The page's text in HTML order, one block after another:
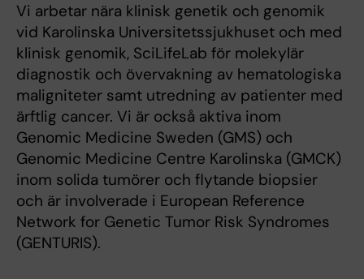
Vi arbetar nära klinisk genetik och genomik
vid Karolinska Universitetssjukhuset och med
klinisk genomik, SciLifeLab för molekylär
diagnostik och övervakning av hematologiska
maligniteter samt utredning av patienter med
ärftlig cancer. Vi är också aktiva inom
Genomic Medicine Sweden (GMS) och
Genomic Medicine Centre Karolinska (GMCK)
inom solida tumörer och flytande biopsier
och är involverade i European Reference
Network for Genetic Tumor Risk Syndromes
(GENTURIS).